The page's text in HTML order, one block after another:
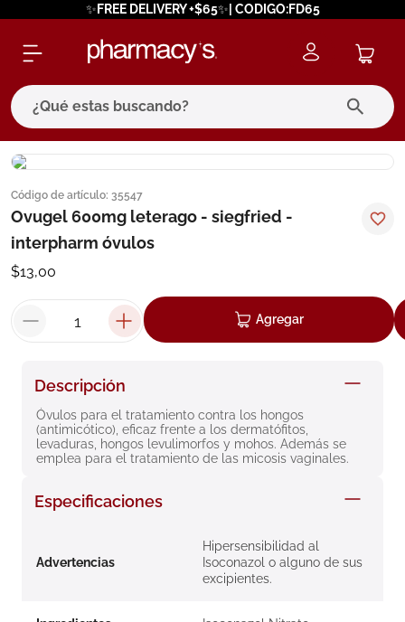
✨FREE DELIVERY +$65✨| CODIGO:FD65
¿Qué estas buscando?
Código de artículo: 35547
Ovugel 600mg leterago - siegfried -
interpharm óvulos
$13,00
Agregar
Descripción
Óvulos para el tratamiento contra los hongos
(antimicótico), eficaz frente a los dermatófitos,
levaduras, hongos levulimorfos y mohos. Además se
emplea para el tratamiento de las micosis vaginales.
Especificaciones
Advertencias
Hipersensibilidad al
Isoconazol o alguno de sus
excipientes.
términos más buscados
1. eucerin
cerave
7. isdin
8. roche posay
9. megacistin